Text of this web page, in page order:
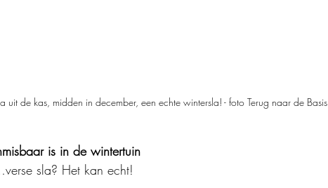
uit de kas, midden in december, een echte wintersla! - foto Terug naar de Basis
is in de wintertuin
sla? Het kan echt!